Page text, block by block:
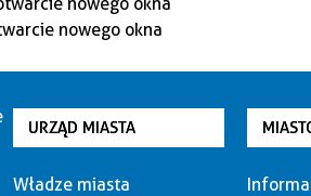
URZĄD MIASTA
Władze miasta